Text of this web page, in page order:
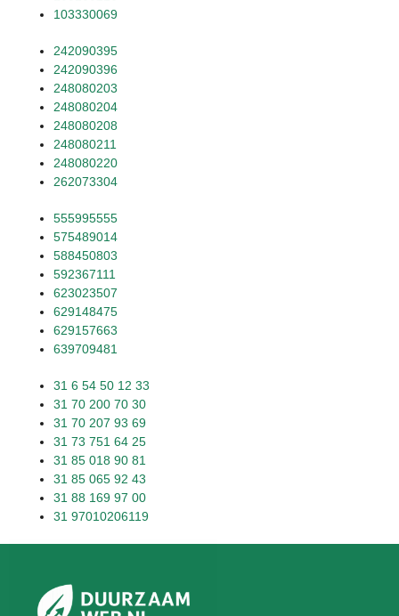
103330069
242090395
242090396
248080203
248080204
248080208
248080211
248080220
262073304
555995555
575489014
588450803
592367111
623023507
629148475
629157663
639709481
31 6 54 50 12 33
31 70 200 70 30
31 70 207 93 69
31 73 751 64 25
31 85 018 90 81
31 85 065 92 43
31 88 169 97 00
31 97010206119